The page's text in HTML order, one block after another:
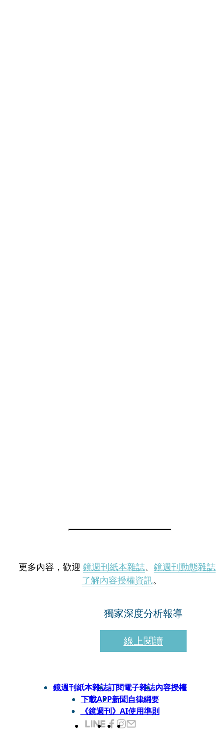
更多內容，歡迎 鏡週刊紙本雜誌、 鏡週刊動態雜誌
了解內容授權資訊。
獨家深度分析報導
線上閱讀
鏡週刊紙本雜誌訂閱電子雜誌內容授權
下載APP新聞自律綱要
《鏡週刊》AI使用準則